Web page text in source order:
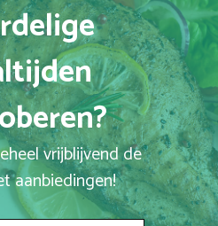
vrijblijvend de
aanbiedingen!